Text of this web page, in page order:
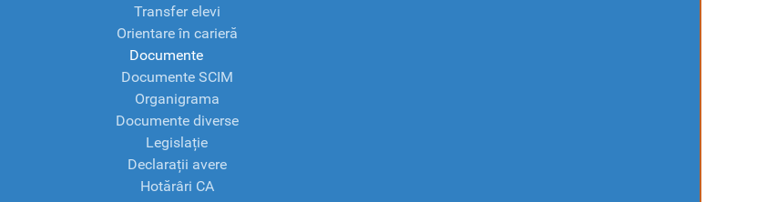
Transfer elevi
Orientare în carieră
Documente
Documente SCIM
Organigrama
Documente diverse
Legislație
Declarații avere
Hotărâri CA